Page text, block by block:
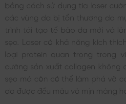
bằng cách sử dụng tia laser
các vùng da bị tổn thương do
trình tái tạo tế bào da mới và
sẹo. Laser có khả năng kích
loại protein quan trọng trong
cường sản xuất collagen
sẹo mà còn có thể làm phá vỡ
da được đều màu và mịn màng